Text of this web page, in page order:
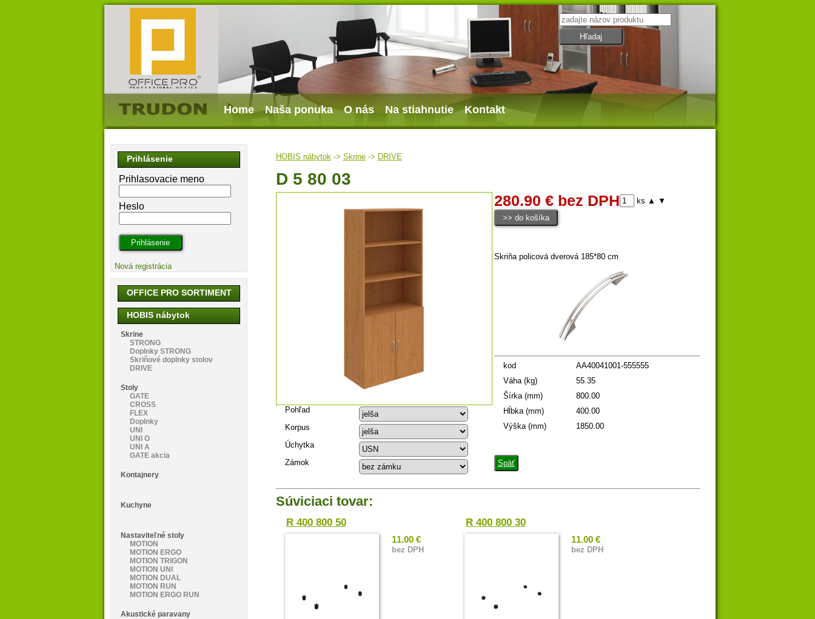
Home Naša ponuka O nás Na stiahnutie Kontakt
HOBIS nábytok-> Skrine-> DRIVE
D 5 80 03
Pohľad
Korpus
Úchytka
Zámok
280.90 € bez DPH ks ▲ ▼
Skriňa policová dverová 185*80 cm
kod
AA40041001-555555
Váha (kg)
55.35
Šírka (mm)
800.00
Hĺbka (mm)
400.00
Výška (mm)
1850.00
Späť
Súviciaci tovar:
R 400 800 50
11.00 €
bez DPH
R 400 800 30
11.00 €
bez DPH
Prihlásenie
Prihlasovacie meno
Heslo
Nová registrácia
OFFICE PRO SORTIMENT
HOBIS nábytok
Skrine
STRONG
Doplnky STRONG
Skriňové doplnky stolov
DRIVE
Stoly
GATE
CROSS
FLEX
Doplnky
UNI
UNI O
UNI A
GATE akcia
Kontajnery
Kuchyne
Nastaviteľné stoly
MOTION
MOTION ERGO
MOTION TRIGON
MOTION UNI
MOTION DUAL
MOTION RUN
MOTION ERGO RUN
Akustické paravany